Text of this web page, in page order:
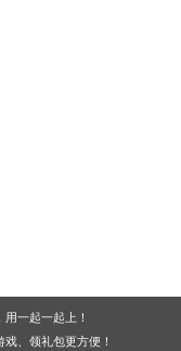
一起一起上！
戏、领礼包更方便！